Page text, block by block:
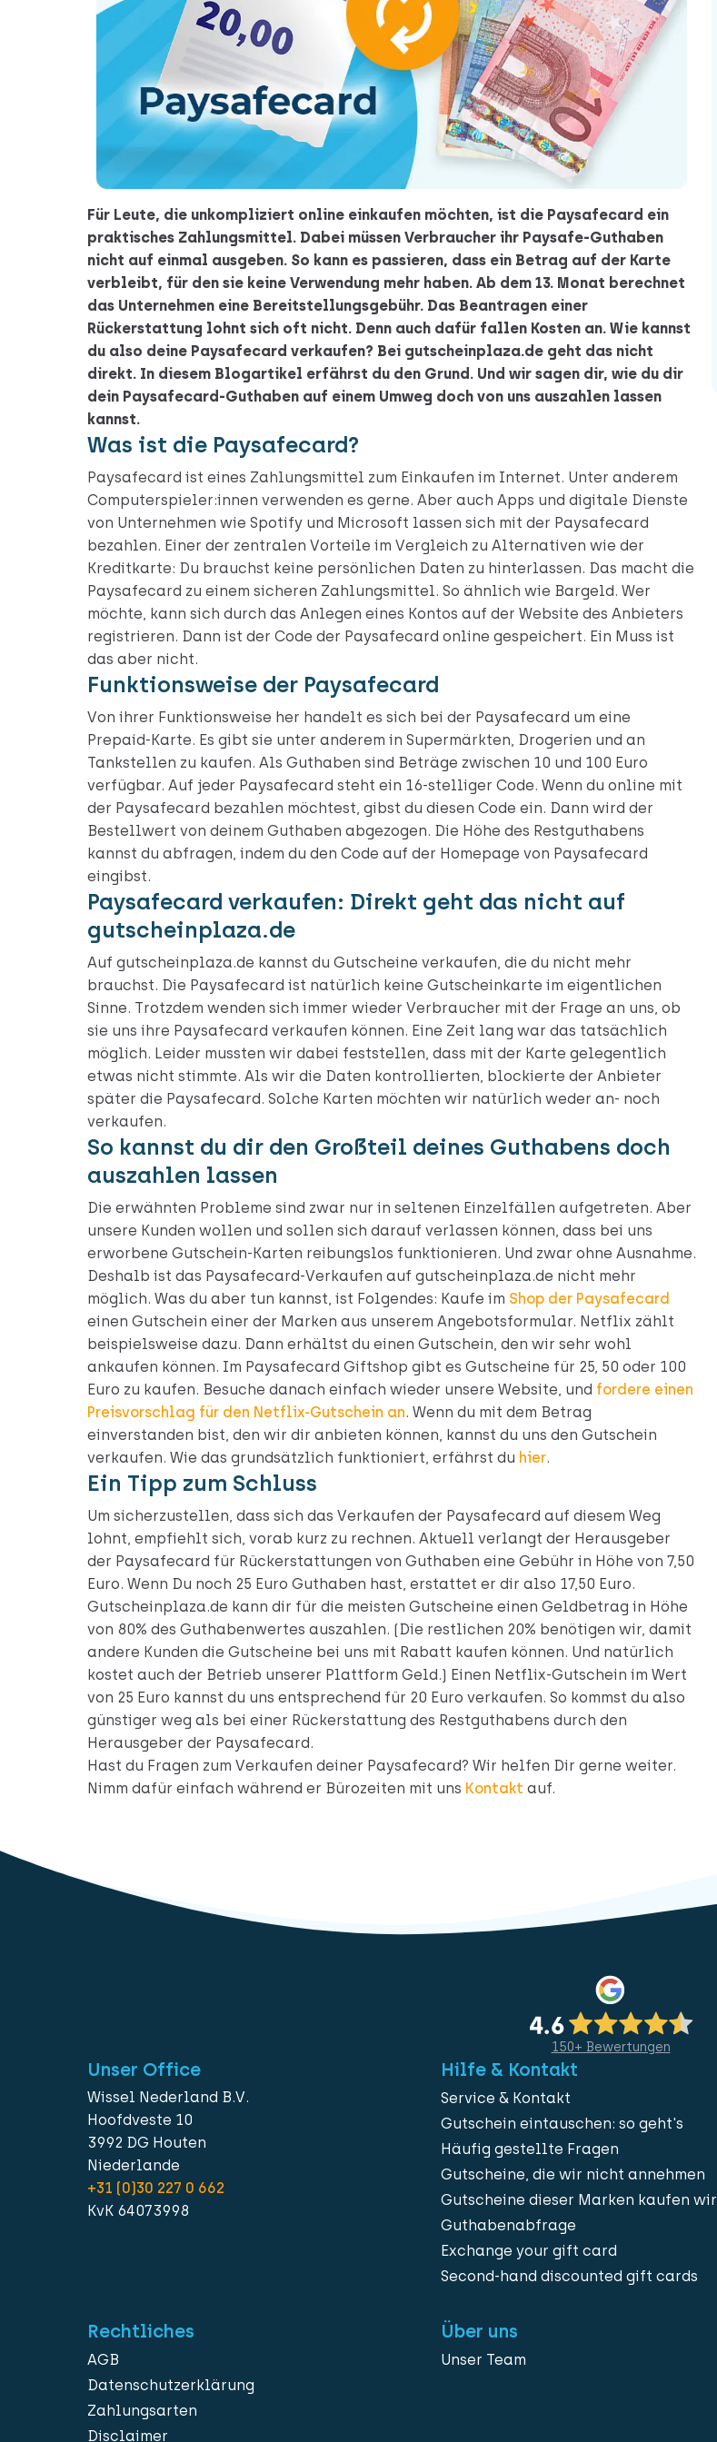
Für Leute, die unkompliziert online einkaufen möchten, ist die Paysafecard ein
praktisches Zahlungsmittel. Dabei müssen Verbraucher ihr Paysafe-Guthaben
nicht auf einmal ausgeben. So kann es passieren, dass ein Betrag auf der Karte
verbleibt, für den sie keine Verwendung mehr haben. Ab dem 13. Monat berechnet
das Unternehmen eine Bereitstellungsgebühr. Das Beantragen einer
Rückerstattung lohnt sich oft nicht. Denn auch dafür fallen Kosten an. Wie kannst
du also deine Paysafecard verkaufen? Bei gutscheinplaza.de geht das nicht
direkt. In diesem Blogartikel erfährst du den Grund. Und wir sagen dir, wie du dir
dein Paysafecard-Guthaben auf einem Umweg doch von uns auszahlen lassen
kannst.
Was ist die Paysafecard?
Paysafecard ist eines Zahlungsmittel zum Einkaufen im Internet. Unter anderem
Computerspieler:innen verwenden es gerne. Aber auch Apps und digitale Dienste
von Unternehmen wie Spotify und Microsoft lassen sich mit der Paysafecard
bezahlen. Einer der zentralen Vorteile im Vergleich zu Alternativen wie der
Kreditkarte: Du brauchst keine persönlichen Daten zu hinterlassen. Das macht die
Paysafecard zu einem sicheren Zahlungsmittel. So ähnlich wie Bargeld. Wer
möchte, kann sich durch das Anlegen eines Kontos auf der Website des Anbieters
registrieren. Dann ist der Code der Paysafecard online gespeichert. Ein Muss ist
das aber nicht.
Funktionsweise der Paysafecard
Von ihrer Funktionsweise her handelt es sich bei der Paysafecard um eine
Prepaid-Karte. Es gibt sie unter anderem in Supermärkten, Drogerien und an
Tankstellen zu kaufen. Als Guthaben sind Beträge zwischen 10 und 100 Euro
verfügbar. Auf jeder Paysafecard steht ein 16-stelliger Code. Wenn du online mit
der Paysafecard bezahlen möchtest, gibst du diesen Code ein. Dann wird der
Bestellwert von deinem Guthaben abgezogen. Die Höhe des Restguthabens
kannst du abfragen, indem du den Code auf der Homepage von Paysafecard
eingibst.
Paysafecard verkaufen: Direkt geht das nicht auf
gutscheinplaza.de
Auf gutscheinplaza.de kannst du Gutscheine verkaufen, die du nicht mehr
brauchst. Die Paysafecard ist natürlich keine Gutscheinkarte im eigentlichen
Sinne. Trotzdem wenden sich immer wieder Verbraucher mit der Frage an uns, ob
sie uns ihre Paysafecard verkaufen können. Eine Zeit lang war das tatsächlich
möglich. Leider mussten wir dabei feststellen, dass mit der Karte gelegentlich
etwas nicht stimmte. Als wir die Daten kontrollierten, blockierte der Anbieter
später die Paysafecard. Solche Karten möchten wir natürlich weder an- noch
verkaufen.
So kannst du dir den Großteil deines Guthabens doch
auszahlen lassen
Die erwähnten Probleme sind zwar nur in seltenen Einzelfällen aufgetreten. Aber
unsere Kunden wollen und sollen sich darauf verlassen können, dass bei uns
erworbene Gutschein-Karten reibungslos funktionieren. Und zwar ohne Ausnahme.
Deshalb ist das Paysafecard-Verkaufen auf gutscheinplaza.de nicht mehr
möglich. Was du aber tun kannst, ist Folgendes: Kaufe im Shop der Paysafecard
einen Gutschein einer der Marken aus unserem Angebotsformular. Netflix zählt
beispielsweise dazu. Dann erhältst du einen Gutschein, den wir sehr wohl
ankaufen können. Im Paysafecard Giftshop gibt es Gutscheine für 25, 50 oder 100
Euro zu kaufen. Besuche danach einfach wieder unsere Website, und fordere einen
Preisvorschlag für den Netflix-Gutschein an. Wenn du mit dem Betrag
einverstanden bist, den wir dir anbieten können, kannst du uns den Gutschein
verkaufen. Wie das grundsätzlich funktioniert, erfährst du hier.
Ein Tipp zum Schluss
Um sicherzustellen, dass sich das Verkaufen der Paysafecard auf diesem Weg
lohnt, empfiehlt sich, vorab kurz zu rechnen. Aktuell verlangt der Herausgeber
der Paysafecard für Rückerstattungen von Guthaben eine Gebühr in Höhe von 7,50
Euro. Wenn Du noch 25 Euro Guthaben hast, erstattet er dir also 17,50 Euro.
Gutscheinplaza.de kann dir für die meisten Gutscheine einen Geldbetrag in Höhe
von 80% des Guthabenwertes auszahlen. (Die restlichen 20% benötigen wir, damit
andere Kunden die Gutscheine bei uns mit Rabatt kaufen können. Und natürlich
kostet auch der Betrieb unserer Plattform Geld.) Einen Netflix-Gutschein im Wert
von 25 Euro kannst du uns entsprechend für 20 Euro verkaufen. So kommst du also
günstiger weg als bei einer Rückerstattung des Restguthabens durch den
Herausgeber der Paysafecard.
Hast du Fragen zum Verkaufen deiner Paysafecard? Wir helfen Dir gerne weiter.
Nimm dafür einfach während er Bürozeiten mit uns Kontakt auf.
150+ Bewertungen
Unser Office
Wissel Nederland B.V.
Hoofdveste 10
3992 DG Houten
Niederlande
+31 (0)30 227 0 662
KvK 64073998
Hilfe & Kontakt
Service & Kontakt
Gutschein eintauschen: so geht's
Häufig gestellte Fragen
Gutscheine, die wir nicht annehmen
Gutscheine dieser Marken kaufen wir
Guthabenabfrage
Exchange your gift card
Second-hand discounted gift cards
Rechtliches
AGB
Datenschutzerklärung
Zahlungsarten
Disclaimer
Über uns
Unser Team